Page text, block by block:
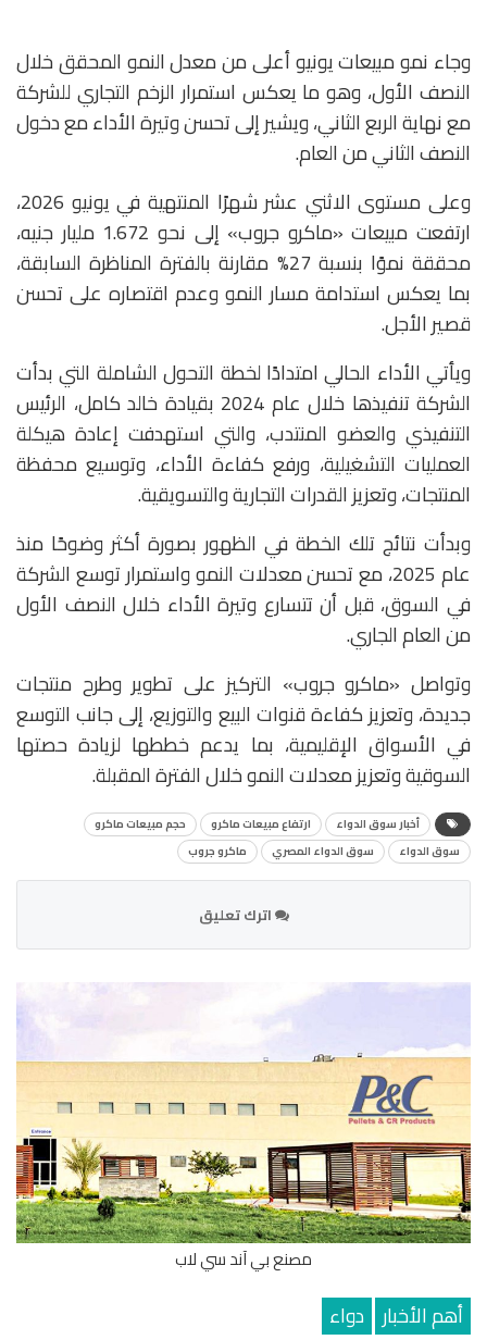
وجاء نمو مبيعات يونيو أعلى من معدل النمو المحقق خلال
النصف الأول، وهو ما يعكس استمرار الزخم التجاري للشركة
مع نهاية الربع الثاني، ويشير إلى تحسن وتيرة الأداء مع دخول
النصف الثاني من العام.
وعلى مستوى الاثني عشر شهرًا المنتهية في يونيو 2026،
ارتفعت مبيعات «ماكرو جروب» إلى نحو 1.672 مليار جنيه،
محققة نموًا بنسبة 27% مقارنة بالفترة المناظرة السابقة،
بما يعكس استدامة مسار النمو وعدم اقتصاره على تحسن
قصير الأجل.
ويأتي الأداء الحالي امتدادًا لخطة التحول الشاملة التي بدأت
الشركة تنفيذها خلال عام 2024 بقيادة خالد كامل، الرئيس
التنفيذي والعضو المنتدب، والتي استهدفت إعادة هيكلة
العمليات التشغيلية، ورفع كفاءة الأداء، وتوسيع محفظة
المنتجات، وتعزيز القدرات التجارية والتسويقية.
وبدأت نتائج تلك الخطة في الظهور بصورة أكثر وضوحًا منذ
عام 2025، مع تحسن معدلات النمو واستمرار توسع الشركة
في السوق، قبل أن تتسارع وتيرة الأداء خلال النصف الأول
من العام الجاري.
وتواصل «ماكرو جروب» التركيز على تطوير وطرح منتجات
جديدة، وتعزيز كفاءة قنوات البيع والتوزيع، إلى جانب التوسع
في الأسواق الإقليمية، بما يدعم خططها لزيادة حصتها
السوقية وتعزيز معدلات النمو خلال الفترة المقبلة.
أخبار سوق الدواء ارتفاع مبيعات ماكرو
حجم مبيعات ماكرو
سوق الدواء
سوق الدواء المصري ماكرو جروب
اترك تعليق
مصنع بي آند سي لاب
أهم الأخبار دواء